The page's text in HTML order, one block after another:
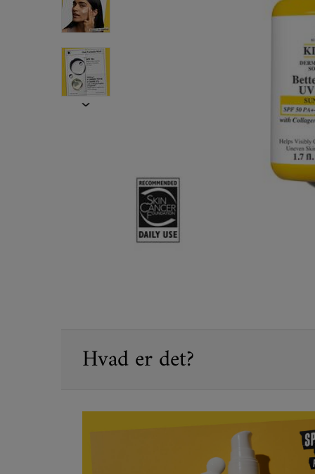
Hvad er det?